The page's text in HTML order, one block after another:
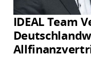
IDEAL Team